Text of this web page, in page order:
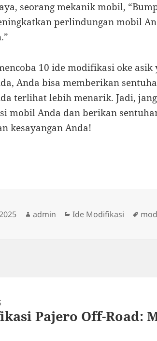
seorang mekanik mobil,
perlindungan mobil
10 ide modifikasi oke
Anda bisa memberikan
terlihat lebih menarik. Jadi,
mobil Anda dan berikan
kesayangan Anda!
Author
admin Categories
Ide Modifikasi Tags
Pajero Off-Road: